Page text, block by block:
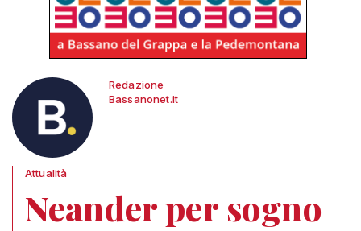
Redazione
Bassanonet.it
Attualità
Neander per sogno